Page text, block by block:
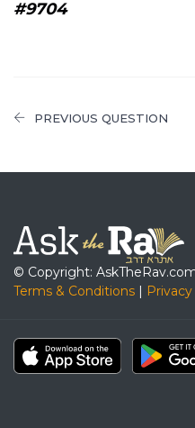
#9704
PREVIOUS QUESTION
© Copyright:
Terms & Conditions |